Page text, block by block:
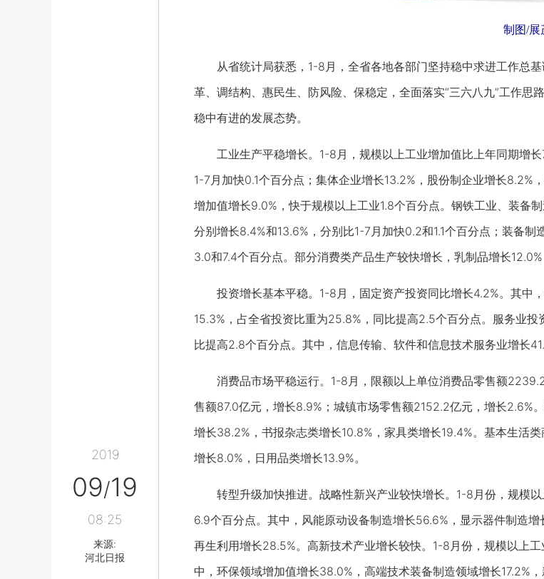
2019
09/19
08:25
来源:
河北日报
制图/展
从省统计局获悉，1-8月，全省各地各部门坚持稳中求进工作总基
革、调结构、惠民生、防风险、保稳定，全面落实“三六八九”工作思
稳中有进的发展态势。
工业生产平稳增长。1-8月，规模以上工业增加值比上年同期增长
1-7月加快0.1个百分点；集体企业增长13.2%，股份制企业增长8.2%
增加值增长9.0%，快于规模以上工业1.8个百分点。钢铁工业、装备
分别增长8.4%和13.6%，分别比1-7月加快0.2和1.1个百分点；装备
3.0和7.4个百分点。部分消费类产品生产较快增长，乳制品增长
投资增长基本平稳。1-8月，固定资产投资同比增长4.2%。其中
15.3%，占全省投资比重为25.8%，同比提高2.5个百分点。服务业
比提高2.8个百分点。其中，信息传输、软件和信息技术服务业增长
消费品市场平稳运行。1-8月，限额以上单位消费品零售额
售额87.0亿元，增长8.9%；城镇市场零售额2152.2亿元，增长2.6%
增长38.2%，书报杂志类增长10.8%，家具类增长19.4%。基本生活
增长8.0%，日用品类增长13.9%。
转型升级加快推进。战略性新兴产业较快增长。1-8月份，规模以
6.9个百分点。其中，风能原动设备制造增长56.6%，显示器件制造
再生利用增长28.5%。高新技术产业增长较快。1-8月份，规模以上
中，环保领域增加值增长38.0%，高端技术装备制造领域增长17.2%